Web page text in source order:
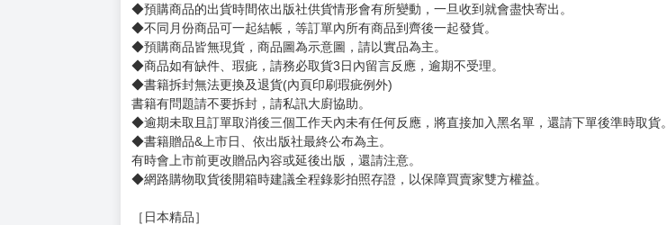
◆預購商品的出貨時間依出版社供貨情形會有所變動，一旦收到就會盡快寄出。
◆不同月份商品可一起結帳，等訂單內所有商品到齊後一起發貨。
◆預購商品皆無現貨，商品圖為示意圖，請以實品為主。
◆商品如有缺件、瑕疵，請務必取貨3日內留言反應，逾期不受理。
◆書籍拆封無法更換及退貨(內頁印刷瑕疵例外)
書籍有問題請不要拆封，請私訊大廚協助。
◆逾期未取且訂單取消後三個工作天內未有任何反應，將直接加入黑名單，還請下單後準時取貨。
◆書籍贈品&上市日、依出版社最終公布為主。
有時會上市前更改贈品內容或延後出版，還請注意。
◆網路購物取貨後開箱時建議全程錄影拍照存證，以保障買賣家雙方權益。
［日本精品］